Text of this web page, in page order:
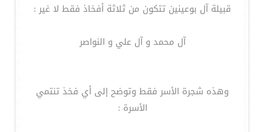
قبيلة آل بوعينين تتكون من ثلاثة أفخاذ فقط لا غير :
آل محمد و آل علي و النواصر
وهذه شجرة الأسر فقط وتوضح إلى أي فخذ تنتمي
الأسرة :